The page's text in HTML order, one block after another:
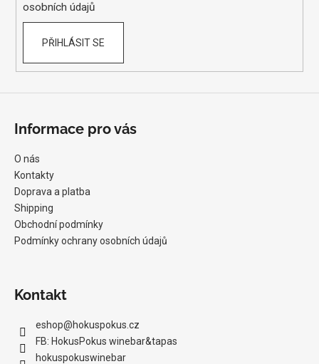
osobních údajů
PŘIHLÁSIT SE
Informace pro vás
O nás
Kontakty
Doprava a platba
Shipping
Obchodní podmínky
Podmínky ochrany osobních údajů
Kontakt
eshop@hokuspokus.cz
FB: HokusPokus winebar&tapas
hokuspokuswinebar